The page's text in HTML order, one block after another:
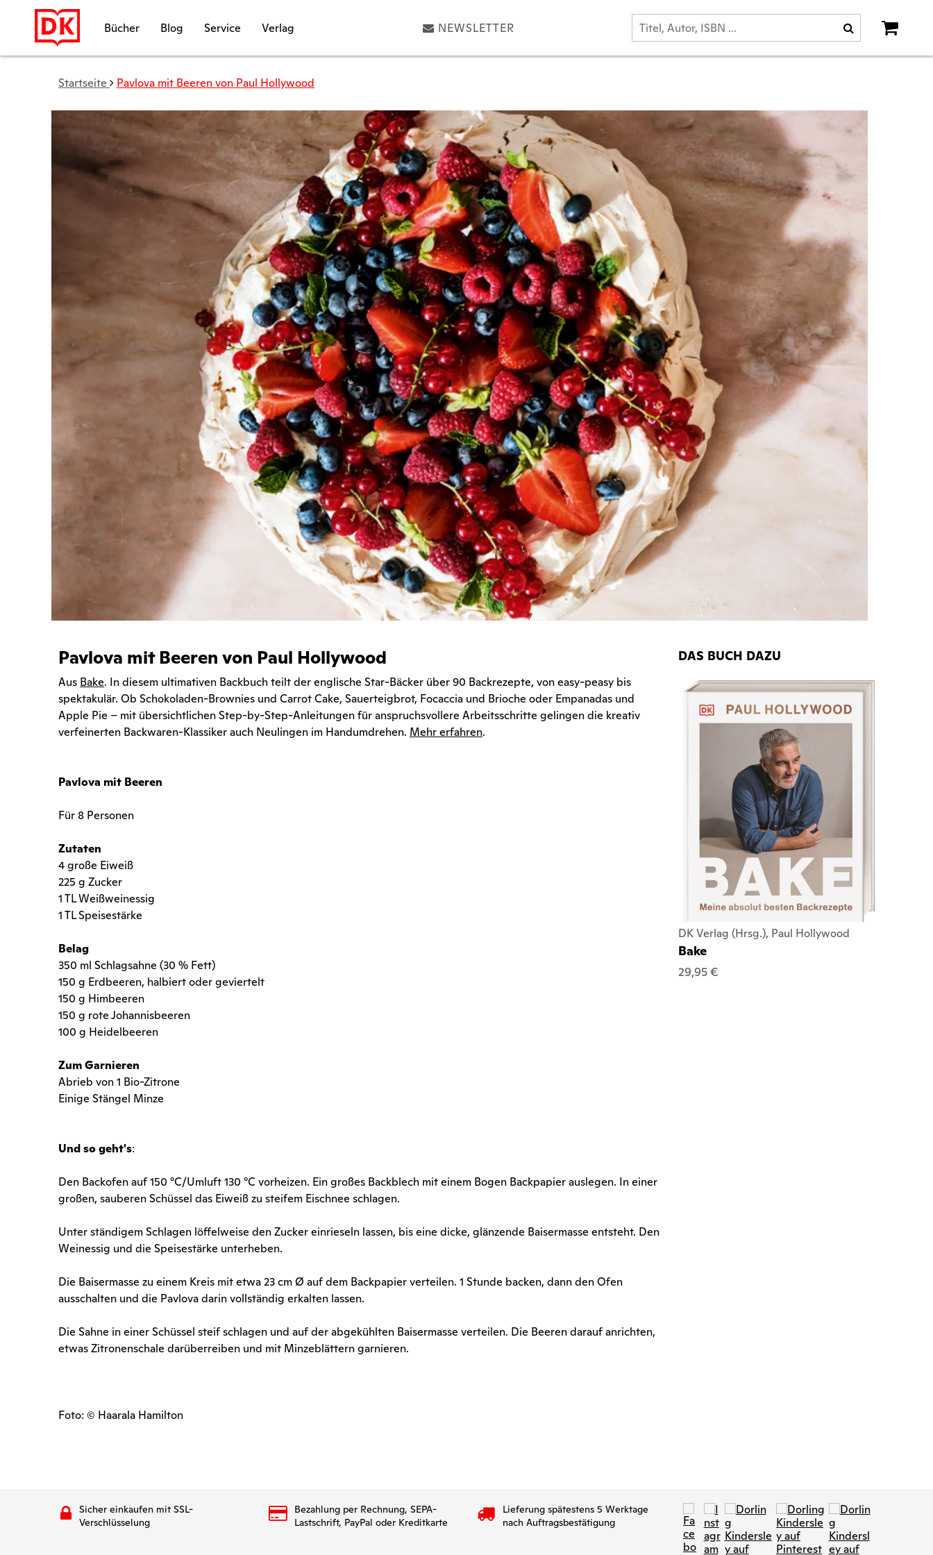
Bücher Blog Service Verlag NEWSLETTER
Startseite Pavlova mit Beeren von Paul Hollywood
Pavlova mit Beeren von Paul Hollywood
Aus Bake. In diesem ultimativen Backbuch teilt der englische Star-Bäcker über 90 Backrezepte, von easy-peasy bis
spektakulär. Ob Schokoladen-Brownies und Carrot Cake, Sauerteigbrot, Focaccia und Brioche oder Empanadas und
Apple Pie – mit übersichtlichen Step-by-Step-Anleitungen für anspruchsvollere Arbeitsschritte gelingen die kreativ
verfeinerten Backwaren-Klassiker auch Neulingen im Handumdrehen. Mehr erfahren.
Pavlova mit Beeren
Für 8 Personen
Zutaten
4 große Eiweiß
225 g Zucker
1 TL Weißweinessig
1 TL Speisestärke
Belag
350 ml Schlagsahne (30 % Fett)
150 g Erdbeeren, halbiert oder geviertelt
150 g Himbeeren
150 g rote Johannisbeeren
100 g Heidelbeeren
Zum Garnieren
Abrieb von 1 Bio-Zitrone
Einige Stängel Minze
Und so geht's:
Den Backofen auf 150 °C/Umluft 130 °C vorheizen. Ein großes Backblech mit einem Bogen Backpapier auslegen. In einer
großen, sauberen Schüssel das Eiweiß zu steifem Eischnee schlagen.
Unter ständigem Schlagen löffelweise den Zucker einrieseln lassen, bis eine dicke, glänzende Baisermasse entsteht. Den
Weinessig und die Speisestärke unterheben.
Die Baisermasse zu einem Kreis mit etwa 23 cm Ø auf dem Backpapier verteilen. 1 Stunde backen, dann den Ofen
ausschalten und die Pavlova darin vollständig erkalten lassen.
Die Sahne in einer Schüssel steif schlagen und auf der abgekühlten Baisermasse verteilen. Die Beeren darauf anrichten,
etwas Zitronenschale darüberreiben und mit Minzeblättern garnieren.
Foto: © Haarala Hamilton
DAS BUCH DAZU
DK Verlag (Hrsg.), Paul Hollywood
Bake
29,95 €
Sicher einkaufen mit SSL-
Verschlüsselung
Bezahlung per Rechnung, SEPA-
Lastschrift, PayPal oder Kreditkarte
Lieferung spätestens 5 Werktage
nach Auftragsbestätigung